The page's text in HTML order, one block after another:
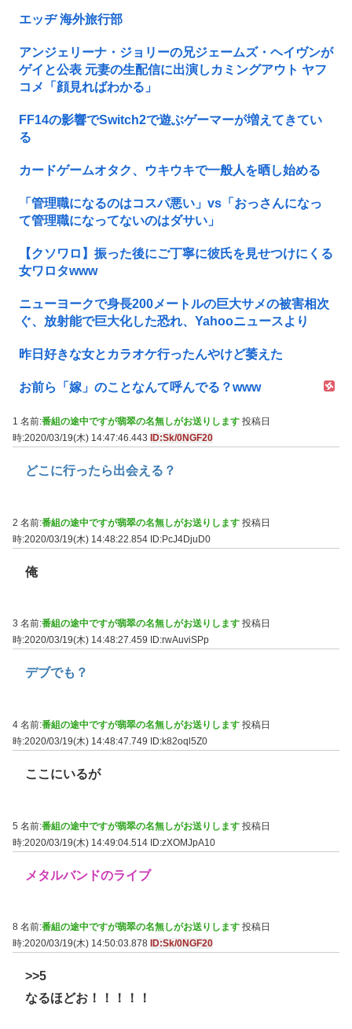
エッヂ 海外旅行部
アンジェリーナ・ジョリーの兄ジェームズ・ヘイヴンが
ゲイと公表 元妻の生配信に出演しカミングアウト ヤフ
コメ「顔見ればわかる」
FF14の影響でSwitch2で遊ぶゲーマーが増えてきてい
る
カードゲームオタク、ウキウキで一般人を晒し始める
「管理職になるのはコスパ悪い」vs「おっさんになっ
て管理職になってないのはダサい」
【クソワロ】振った後にご丁寧に彼氏を見せつけにくる
女ワロタwww
ニューヨークで身長200メートルの巨大サメの被害相次
ぐ、放射能で巨大化した恐れ、Yahooニュースより
昨日好きな女とカラオケ行ったんやけど萎えた
お前ら「嫁」のことなんて呼んでる？www
1 名前:番組の途中ですが翡翠の名無しがお送りします 投稿日
時:2020/03/19(木) 14:47:46.443
ID:Sk/0NGF20
どこに行ったら出会える？
2 名前:番組の途中ですが翡翠の名無しがお送りします 投稿日
時:2020/03/19(木) 14:48:22.854 ID:PcJ4DjuD0
俺
3 名前:番組の途中ですが翡翠の名無しがお送りします 投稿日
時:2020/03/19(木) 14:48:27.459
ID:rwAuviSPp
デブでも？
4 名前:番組の途中ですが翡翠の名無しがお送りします 投稿日
時:2020/03/19(木) 14:48:47.749
ID:k82oql5Z0
ここにいるが
5 名前:番組の途中ですが翡翠の名無しがお送りします 投稿日
時:2020/03/19(木) 14:49:04.514 ID:zXOMJpA10
メタルバンドのライブ
8 名前:番組の途中ですが翡翠の名無しがお送りします 投稿日
時:2020/03/19(木) 14:50:03.878 ID:Sk/0NGF20
>>5
なるほどお！！！！！